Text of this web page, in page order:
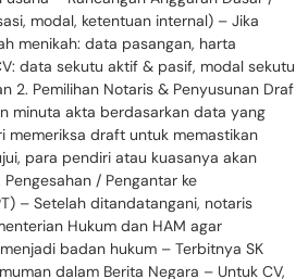
modal, ketentuan internal) – Jika
menikah: data pasangan, harta
data sekutu aktif & pasif, modal sekutu
2. Pemilihan Notaris & Penyusunan Draf
minuta akta berdasarkan data yang
memeriksa draft untuk memastikan
para pendiri atau kuasanya akan
/ Pengantar ke
– Setelah ditandatangani, notaris
Hukum dan HAM agar
badan hukum – Terbitnya SK
dalam Berita Negara – Untuk CV,